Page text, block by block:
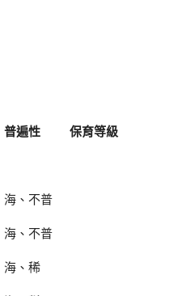
普遍性 保育等級
海、不普
海、不普
海、稀